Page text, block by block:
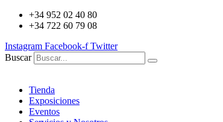
+34 952 02 40 80
+34 722 60 79 08
Instagram Facebook-f Twitter
Buscar
Tienda
Exposiciones
Eventos